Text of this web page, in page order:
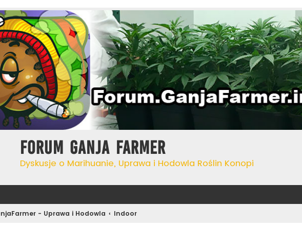
Forum Ganja Farmer
Dyskusje o Marihuanie, Uprawa i Hodowla Roślin Konopi
- Uprawa i Hodowla Indoor